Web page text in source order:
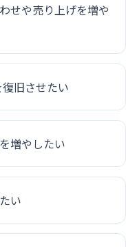
せや売り上げを増や
旧させたい
増やしたい
い